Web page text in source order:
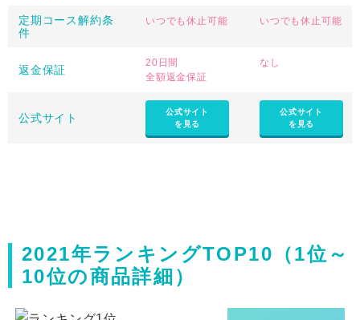
定期コース解約条
件
いつでも休止可能 いつでも休止可能
返金保証
20日間
全額返金保証
なし
公式サイト
公式サイト
を見る
公式サイト
を見る
2021年ランキングTOP10（1位～
10位の商品詳細）